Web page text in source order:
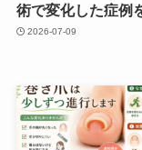
術で変化した症例
2026-07-09